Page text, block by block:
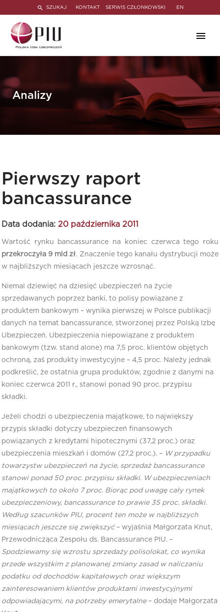
SZUKAJ KONTAKT SERWIS CZŁONKOWSKI EN
Analizy
Pierwszy raport
bancassurance
Data dodania: 20 października 2011
Wartość rynku bancassurance na koniec czerwca tego roku
przekroczyła 9 mld zł. Znaczenie tego kanału dystrybucji może
w najbliższych miesiącach jeszcze wzrosnąć.
Niemal dziewięć na dziesięć ubezpieczeń na życie
sprzedawanych poprzez banki, to polisy powiązane z
produktem bankowym – wynika pierwszej w Polsce publikacji
danych na temat bancassurance, stworzonej przez Polską Izbę
Ubezpieczeń. Ubezpieczenia niepowiązane z produktem
bankowym (tzw. stand alone) ma 7,5 proc. klientów objętych
ochroną, zaś produkty inwestycyjne – 4,5 proc. Należy jednak
podkreślić, że ostatnia grupa produktów, zgodnie z danymi na
koniec czerwca 2011 r., stanowi ponad 90 proc. przypisu
składki.
Jeżeli chodzi o ubezpieczenia majątkowe, to największy
przypis składki dotyczy ubezpieczeń finansowych
powiązanych z kredytami hipotecznymi (37,2 proc.) oraz
ubezpieczenia mieszkań i domów (27,2 proc.). – W przypadku
towarzystw ubezpieczeń na życie, sprzedaż bancassurance
stanowi ponad 50 proc. przypisu składki. W ubezpieczeniach
majątkowych to około 7 proc. Biorąc pod uwagę cały rynek
ubezpieczeniowy, bancassurance to prawie 35 proc. składki.
Według szacunków PIU, procent ten może w najbliższych
miesiącach jeszcze się zwiększyć– wyjaśnia Małgorzata Knut,
Przewodnicząca Zespołu ds. Bancassurance PIU. –
Spodziewamy się wzrostu sprzedaży polisolokat, co wynika
przede wszystkim z planowanej zmiany zasad w naliczaniu
podatku od dochodów kapitałowych oraz większym
zainteresowaniem klientów produktami inwestycyjnymi
odpowiadającymi, na potrzeby emerytalne– dodaje Małgorzata